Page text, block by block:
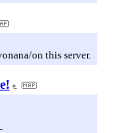
on this server.